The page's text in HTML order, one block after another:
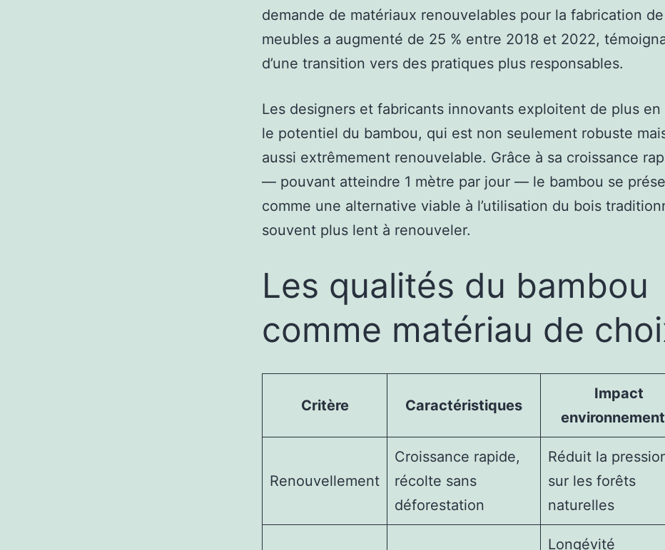
demande de matériaux renouvelables pour la fabrication de
meubles a augmenté de 25 % entre 2018 et 2022,
d’une transition vers des pratiques plus responsables.
Les designers et fabricants innovants exploitent de plus en
le potentiel du bambou, qui est non seulement robuste
aussi extrêmement renouvelable. Grâce à sa croissance
— pouvant atteindre 1 mètre par jour — le bambou se
comme une alternative viable à l’utilisation du bois
souvent plus lent à renouveler.
Les qualités du bambou
comme matériau de
Critère Caractéristiques
Impact
Renouvellement
Croissance rapide,
récolte sans
déforestation
Réduit la
sur les forêts
naturelles
Longévité